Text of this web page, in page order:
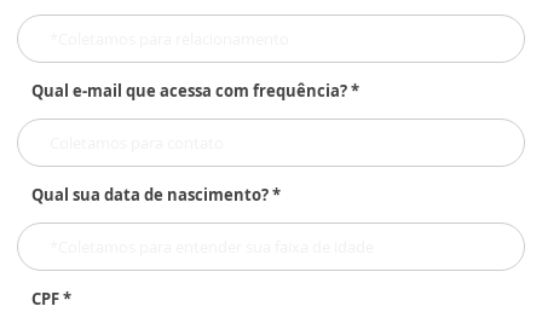
Qual e-mail que acessa com frequência? *
Qual sua data de nascimento? *
CPF *